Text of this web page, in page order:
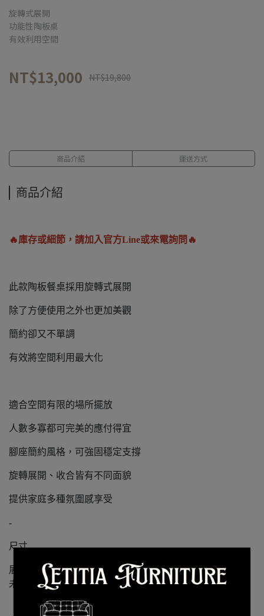
旋轉式展開
功能性陶板桌
有效利用空間
NT$13,000 NT$19,800
商品介紹 運送方式
商品介紹
🔥庫存或細節，請加入官方Line或來電詢問🔥
此款陶板餐桌採用旋轉式展開
除了方便使用之外也更加美觀
簡約卻又不單調
有效將空間利用最大化
適合空間有限的場所擺放
人數多寡都可完美的應付得宜
腳座簡約風格，可強固穩定支撐
旋轉展開、收合皆有不同面貌
提供家庭多種氛圍感享受
-
尺寸
展開直徑135
未展開總面積135*80